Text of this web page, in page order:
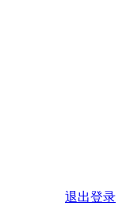
退出登录